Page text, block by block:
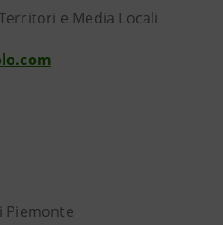
e Media Locali
Piemonte